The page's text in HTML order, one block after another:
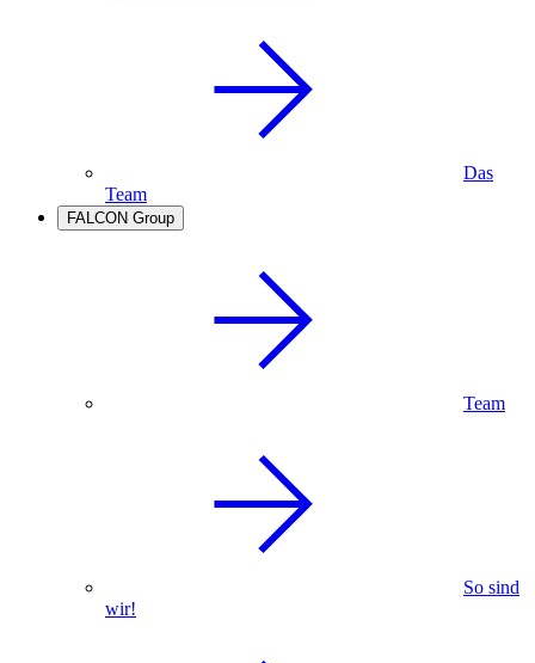
Das
Team
FALCON Group
Team
So sind
wir!